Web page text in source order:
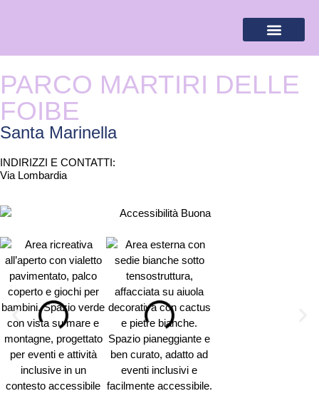
PARCO MARTIRI DELLE
FOIBE
Santa Marinella
INDIRIZZI E CONTATTI:​
Via Lombardia